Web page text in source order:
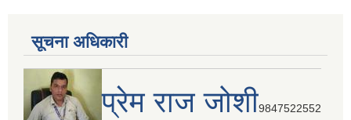
सूचना अधिकारी
प्रेम राज जोशी9847522552